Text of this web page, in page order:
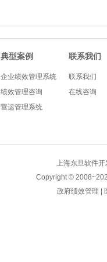
典型案例
企业绩效管理系统
绩效管理咨询
营运管理系统
联系我们
联系我们
在线咨询
上海东旦软件
Copyright © 2008~
政府绩效管理